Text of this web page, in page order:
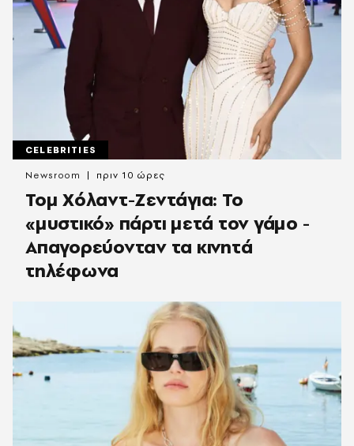
CELEBRITIES
Τομ Χόλαντ-Ζεντάγια: Το
«μυστικό» πάρτι μετά τον γάμο -
Απαγορεύονταν τα κινητά
τηλέφωνα
Newsroom πριν 10 ώρες